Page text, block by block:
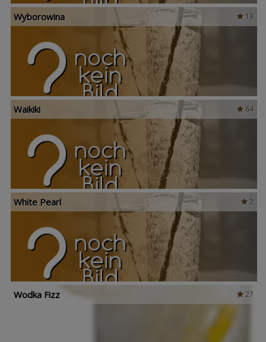
13
Wyborowina
64
Waikiki
2
White Pearl
27
Wodka Fizz